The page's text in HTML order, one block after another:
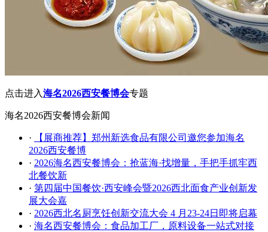
点击进入海名2026西安餐博会专题
海名2026西安餐博会新闻
·
【展商推荐】郑州新选食品有限公司邀您参加海名
2026西安餐博
· 2026海名西安餐博会：抢蓝海·找增量，手把手抓牢西
北餐饮新
· 第四届中国餐饮·西安峰会暨2026西北面食产业创新发
展大会嘉
· 2026西北名厨烹饪创新交流大会 4 月23-24日即将启幕
· 海名西安餐博会：食品加工厂，原料设备一站式对接